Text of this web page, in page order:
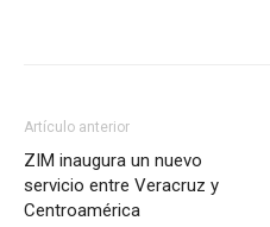
Artículo anterior
ZIM inaugura un nuevo
servicio entre Veracruz y
Centroamérica